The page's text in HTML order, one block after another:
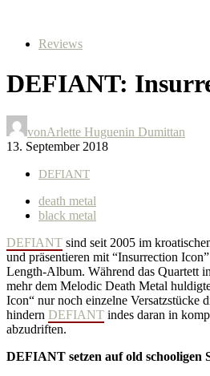
Reviews
DEFIANT:
vonArlette Huguenin Dumittan
13. September 2018
DEFIANT
death metal
black metal
DEFIANT sind seit 2005 im
und präsentieren mit “Insurrection
Length-Album. Während das Quartett
mehr dem Melodic Death Metal
Icon“ nur noch einzelne Versatzstücke
hindern DEFIANT indes daran in
abzudriften.
DEFIANT setzen auf old schooligen